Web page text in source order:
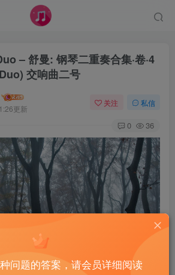
– 舒曼: 钢琴二重奏合集·卷·4
交响曲二号
更新
关注 私信
0 36
问题的答案，请会员详细阅读